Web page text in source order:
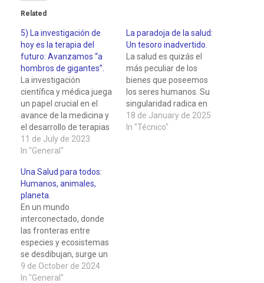
Related
5) La investigación de
hoy es la terapia del
futuro: Avanzamos “a
hombros de gigantes”.
La investigación
científica y médica juega
un papel crucial en el
avance de la medicina y
el desarrollo de terapias
innovadoras. Cada
descubrimiento, cada
científico nos acerca
más a un futuro en el
que las enfermedades
que alguna vez fueron
consideradas incurables
puedan ser tratadas y
prevenidas…
11 de July de 2023
In "General"
La paradoja de la salud:
Un tesoro inadvertido.
La salud es quizás el
más peculiar de los
bienes que poseemos
los seres humanos. Su
singularidad radica en
una paradoja
fundamental: cuando
18 de January de 2025
In "Técnico"
Una Salud para todos:
Humanos, animales,
planeta.
En un mundo
interconectado, donde
las fronteras entre
especies y ecosistemas
se desdibujan, surge un
paradigma
revolucionario en el
9 de October de 2024
In "General"